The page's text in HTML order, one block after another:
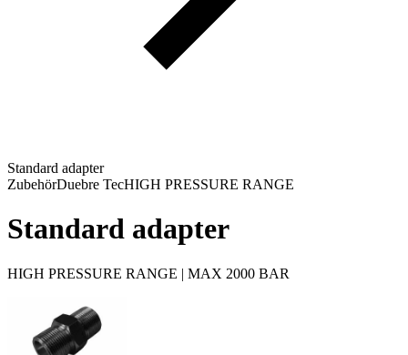
Standard adapter
ZubehörDuebre TecHIGH PRESSURE RANGE
Standard adapter
HIGH PRESSURE RANGE | MAX 2000 BAR